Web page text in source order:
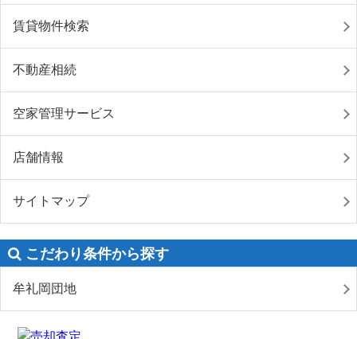
賃貸物件検索
不動産相続
空家管理サービス
店舗情報
サイトマップ
こだわり条件から探す
牟礼岡団地